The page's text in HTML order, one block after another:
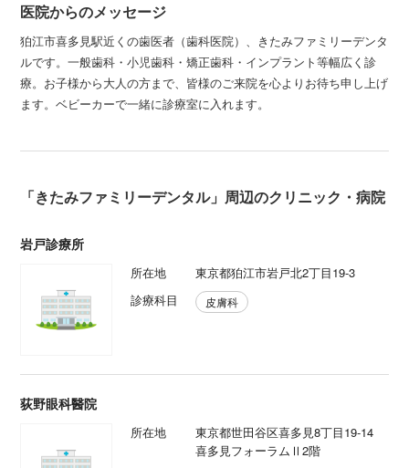
医院からのメッセージ
狛江市喜多見駅近くの歯医者（歯科医院）、きたみファミリーデンタ
ルです。一般歯科・小児歯科・矯正歯科・インプラント等幅広く診
療。お子様から大人の方まで、皆様のご来院を心よりお待ち申し上げ
ます。ベビーカーで一緒に診療室に入れます。
「きたみファミリーデンタル」周辺のクリニック・病院
岩戸診療所
所在地
東京都狛江市岩戸北2丁目19-3
診療科目
皮膚科
荻野眼科醫院
所在地
東京都世田谷区喜多見8丁目19-14
喜多見フォーラムⅡ2階